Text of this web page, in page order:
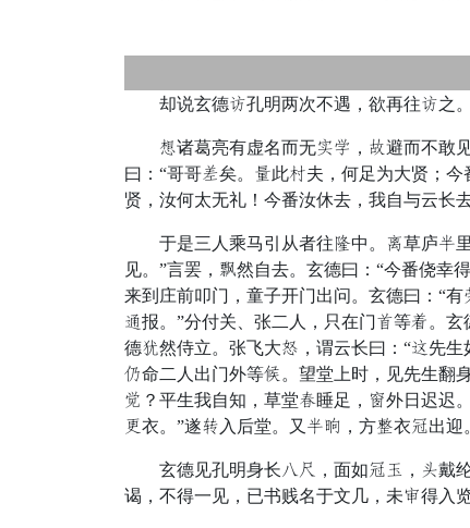
却说玄德谢孔明两次不遇，欲再往谢之。
观诸葛亮有虚名而无推病，岩避而不敢见
曰：“哥哥袍矣。惠此六夫，何足为大贤；
贤，汝何太无礼！今番汝休去，我自与云长
于是三人乘马引从者往拾中。穿草庐适里
见。”言罢，语然自去。玄德曰：“今番侥幸
来到庄前叩门，童子开门出问。玄德曰：“
御报。”分付关、张二人，只在门探等茶。
德披然侍立。张飞大客，谓云长曰：“哭先
询命二人出门外等香。望堂上时，见先生翻
衔？平生我自知，草堂忆睡足，裹外日迟迟
处衣。”遂忽入后堂。又适馆，方卜衣竟出迎
玄德见孔明身长志伏，面如竟攻，篇戴纶
谒，不得一见，已书贱名于文几，未送得入